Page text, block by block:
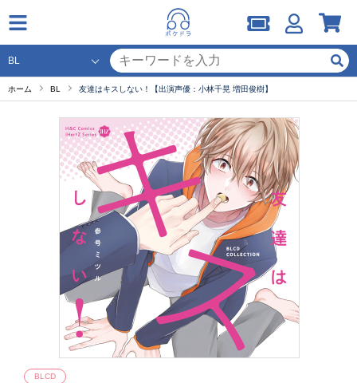
ホーム BL 友達はキスしない！【出演声優：小林千晃 増田俊樹】
BLCD